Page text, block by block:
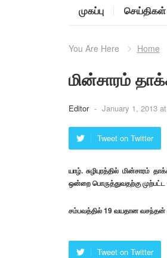
முகப்பு செய்திகள்
You Are Here Home
மின்சாரம்
Editor - January 1, 2013
Tweet on Twitter
யாழ். சுழிபுரத்தில் மின்சாரம்
ஒன்றை பொருத்துவதற்கு முற்பட்ட
சம்பவத்தில் 19 வயதான வசந்தன்
Tweet on Twitter